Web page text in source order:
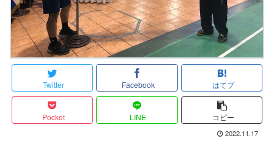
Twitter Facebook はてブ
Pocket LINE コピー
2022.11.17